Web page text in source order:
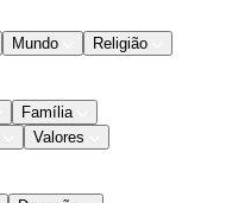
Mundo
Religião
Família
Valores